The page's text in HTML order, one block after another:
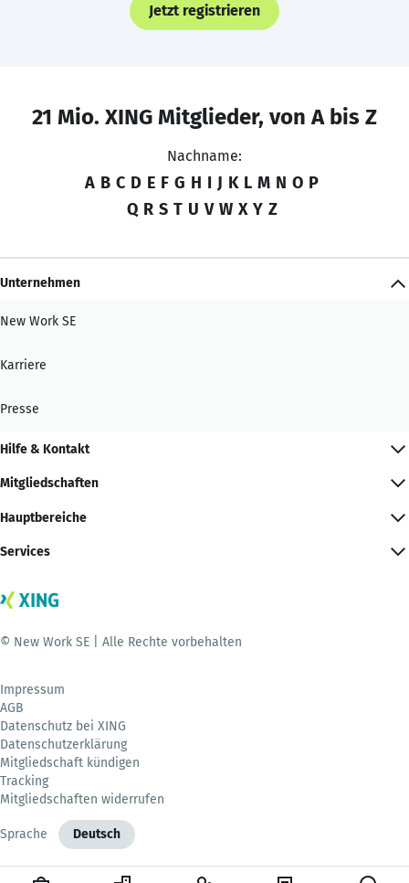
Jetzt registrieren
21 Mio. XING Mitglieder, von A bis Z
Nachname:
A B C D E F G H I J K L M N O P
Q R S T U V W X Y Z
Unternehmen
New Work SE
Karriere
Presse
Hilfe & Kontakt
Mitgliedschaften
Hauptbereiche
Services
© New Work SE | Alle Rechte vorbehalten
Impressum
AGB
Datenschutz bei XING
Datenschutzerklärung
Mitgliedschaft kündigen
Tracking
Mitgliedschaften widerrufen
Sprache Deutsch